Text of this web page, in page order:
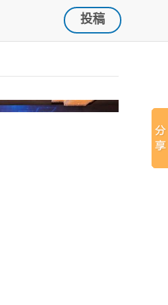
投稿